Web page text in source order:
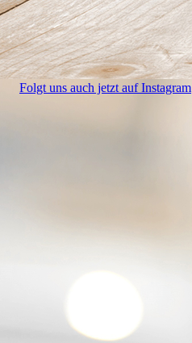
Folgt uns auch jetzt auf Instagram